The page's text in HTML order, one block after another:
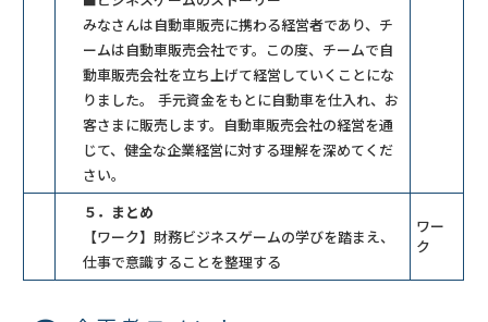
みなさんは自動車販売に携わる経営者であり、チ
ームは自動車販売会社です。この度、チームで自
動車販売会社を立ち上げて経営していくことにな
りました。 手元資金をもとに自動車を仕入れ、お
客さまに販売します。自動車販売会社の経営を通
じて、健全な企業経営に対する理解を深めてくだ
さい。
５．まとめ
【ワーク】財務ビジネスゲームの学びを踏まえ、
仕事で意識することを整理する
ワー
ク